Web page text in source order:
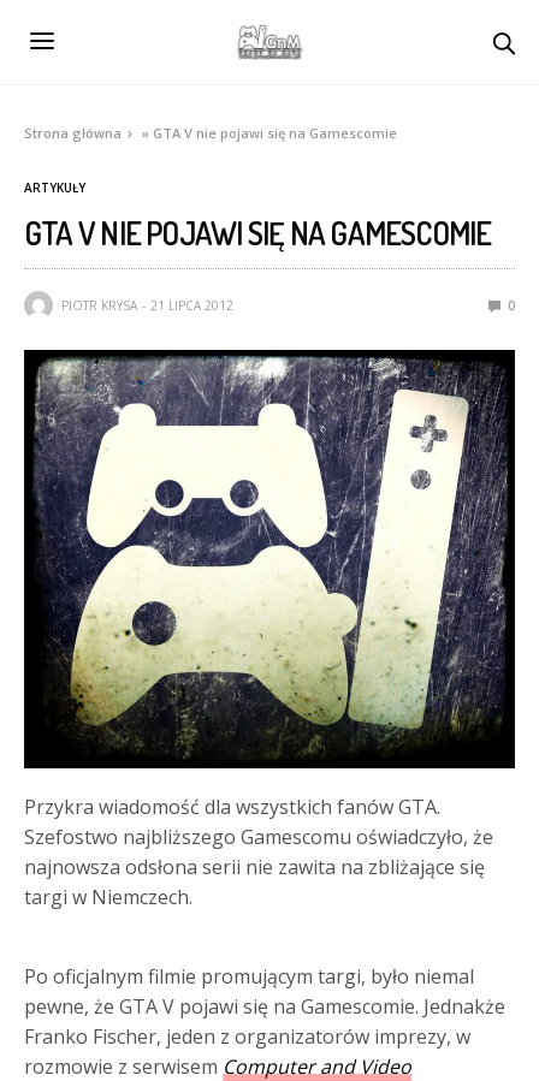
Strona główna » GTA V nie pojawi się na Gamescomie
ARTYKUŁY
GTA V NIE POJAWI SIĘ NA GAMESCOMIE
PIOTR KRYSA 21 LIPCA 2012 0
Przykra wiadomość dla wszystkich fanów GTA.
Szefostwo najbliższego Gamescomu oświadczyło, że
najnowsza odsłona serii nie zawita na zbliżające się
targi w Niemczech.
Po oficjalnym filmie promującym targi, było niemal
pewne, że GTA V pojawi się na Gamescomie. Jednakże
Franko Fischer, jeden z organizatorów imprezy, w
rozmowie z serwisemComputer and Video